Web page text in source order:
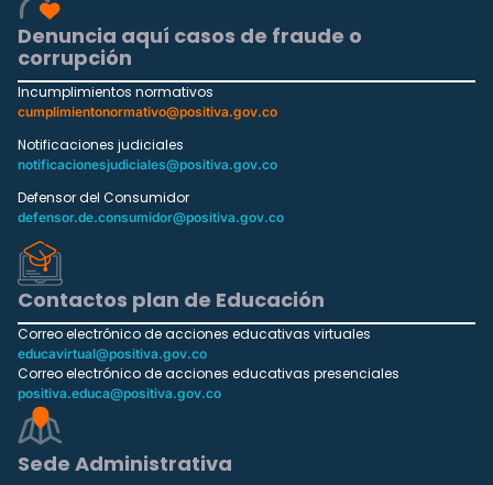
Denuncia aquí casos de fraude o
corrupción
Incumplimientos normativos
cumplimientonormativo@positiva.gov.co
Notificaciones judiciales
notificacionesjudiciales@positiva.gov.co
Defensor del Consumidor
defensor.de.consumidor@positiva.gov.co
Contactos plan de Educación
Correo electrónico de acciones educativas virtuales
educavirtual@positiva.gov.co
Correo electrónico de acciones educativas presenciales
positiva.educa@positiva.gov.co
Sede Administrativa